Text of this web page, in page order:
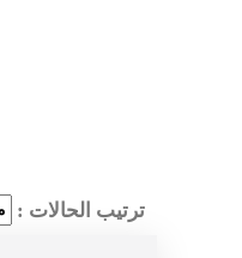
ترتيب الحالات :